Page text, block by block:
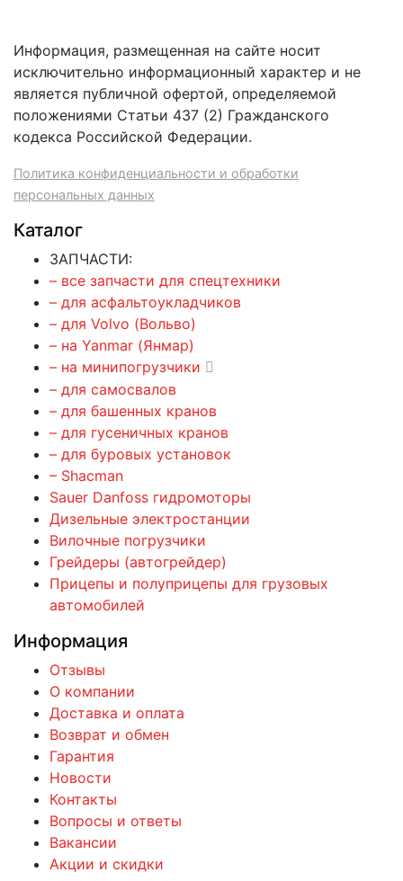
Информация, размещенная на сайте носит
исключительно информационный характер и не
является публичной офертой, определяемой
положениями Статьи 437 (2) Гражданского
кодекса Российской Федерации.
Политика конфиденциальности и обработки
персональных данных
Каталог
ЗАПЧАСТИ:
– все запчасти для спецтехники
– для асфальтоукладчиков
– для Volvo (Вольво)
– на Yanmar (Янмар)
– на минипогрузчики
– для самосвалов
– для башенных кранов
– для гусеничных кранов
– для буровых установок
– Shacman
Sauer Danfoss гидромоторы
Дизельные электростанции
Вилочные погрузчики
Грейдеры (автогрейдер)
Прицепы и полуприцепы для грузовых
автомобилей
Информация
Отзывы
О компании
Доставка и оплата
Возврат и обмен
Гарантия
Новости
Контакты
Вопросы и ответы
Вакансии
Акции и скидки